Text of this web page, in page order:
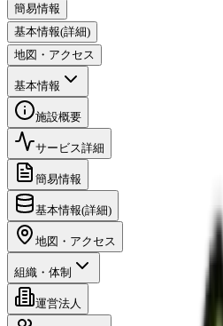
簡易情報
基本情報(詳細)
地図・アクセス
基本情報
施設概要
サービス詳細
簡易情報
基本情報(詳細)
地図・アクセス
組織・体制
運営法人